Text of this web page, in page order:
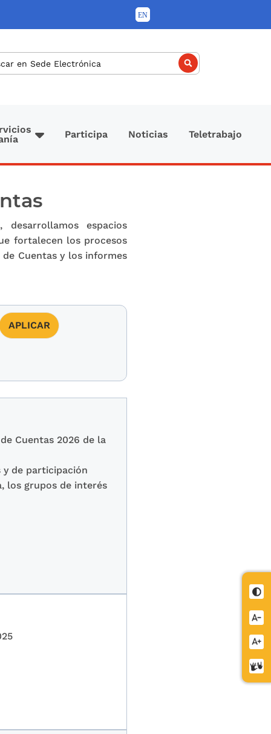
letra
letra
de
Participa Noticias Teletrabajo
espacios
fortalecen los procesos
Cuentas y los informes
Cuentas 2026 de la
de participación
los grupos de interés